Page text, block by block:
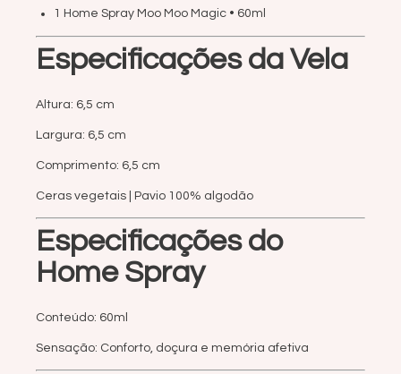
1 Home Spray Moo Moo Magic • 60ml
Especificações da Vela
Altura: 6,5 cm
Largura: 6,5 cm
Comprimento: 6,5 cm
Ceras vegetais | Pavio 100% algodão
Especificações do
Home Spray
Conteúdo: 60ml
Sensação: Conforto, doçura e memória afetiva